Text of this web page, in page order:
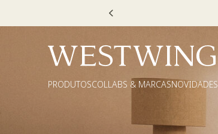
PRODUTOSCOLLABS & MARCASNOVIDADES